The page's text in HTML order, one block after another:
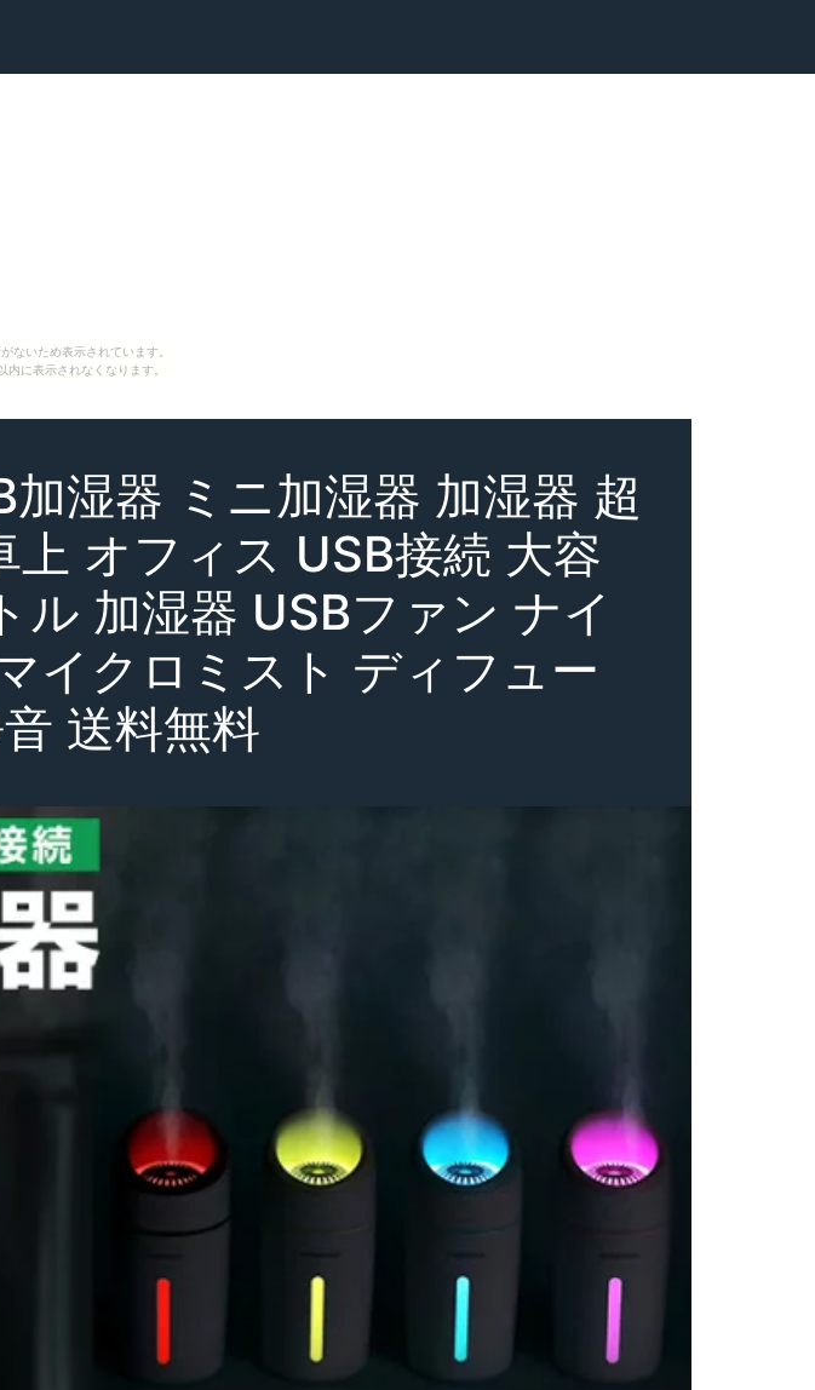
ないため表示されています。
に表示されなくなります。
湿器 ミニ加湿器 加湿器 超
オフィス USB接続 大容
加湿器 USBファン ナイ
イクロミスト ディフュー
送料無料